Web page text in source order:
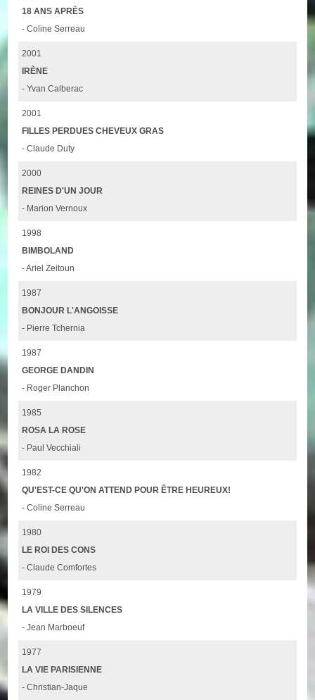
18 ANS APRÈS
- Coline Serreau
2001
IRÈNE
- Yvan Calberac
2001
FILLES PERDUES CHEVEUX GRAS
- Claude Duty
2000
REINES D'UN JOUR
- Marion Vernoux
1998
BIMBOLAND
- Ariel Zeitoun
1987
BONJOUR L'ANGOISSE
- Pierre Tchernia
1987
GEORGE DANDIN
- Roger Planchon
1985
ROSA LA ROSE
- Paul Vecchiali
1982
QU'EST-CE QU'ON ATTEND POUR ÊTRE HEUREUX!
- Coline Serreau
1980
LE ROI DES CONS
- Claude Comfortes
1979
LA VILLE DES SILENCES
- Jean Marboeuf
1977
LA VIE PARISIENNE
- Christian-Jaque